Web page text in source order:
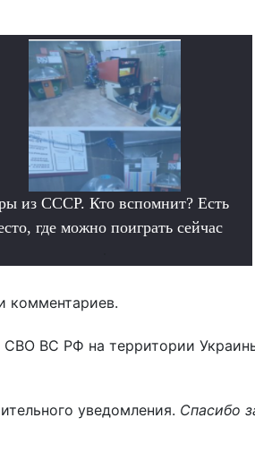
из СССР. Кто вспомнит? Есть
где можно поиграть сейчас
комментариев.
СВО ВС РФ на территории
уведомления. Спасибо